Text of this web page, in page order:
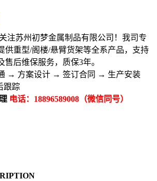
注苏州初梦金属制品有限公司！我司专
供重型/阁楼/悬臂货架等全系产品，支持
售后维保服务，质保3年。
→ 方案设计 → 签订合同 → 生产安装
跟踪
电话：18896589008（微信同号）